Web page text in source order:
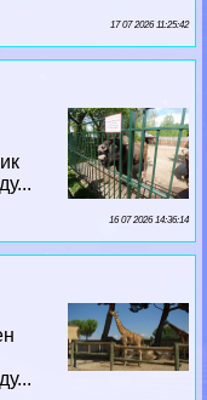
17 07 2026 11:25:42
16 07 2026 14:36:14